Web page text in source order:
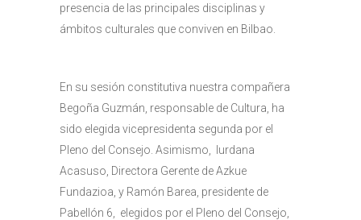
presencia de las principales disciplinas y
ámbitos culturales que conviven en Bilbao.
En su sesión constitutiva nuestra compañera
Begoña Guzmán, responsable de Cultura, ha
sido elegida vicepresidenta segunda por el
Pleno del Consejo. Asimismo, Iurdana
Acasuso, Directora Gerente de Azkue
Fundazioa, y Ramón Barea, presidente de
Pabellón 6, elegidos por el Pleno del Consejo,